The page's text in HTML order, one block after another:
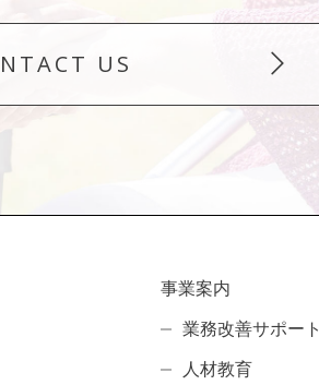
US
事業案内
業務改善サポート
人材教育